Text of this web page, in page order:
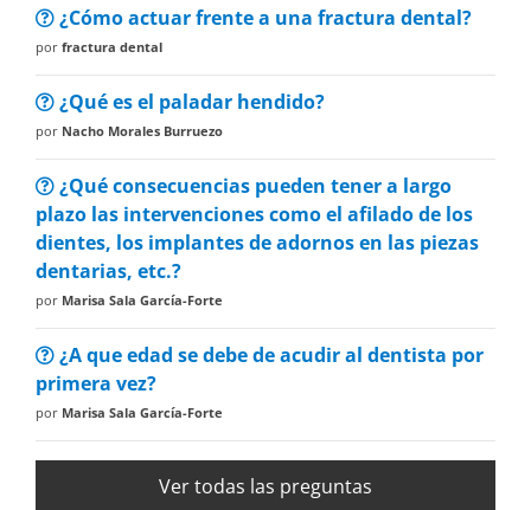
¿Cómo actuar frente a una fractura dental?
por fractura dental
¿Qué es el paladar hendido?
por Nacho Morales Burruezo
¿Qué consecuencias pueden tener a largo
plazo las intervenciones como el afilado de los
dientes, los implantes de adornos en las piezas
dentarias, etc.?
por Marisa Sala García-Forte
¿A que edad se debe de acudir al dentista por
primera vez?
por Marisa Sala García-Forte
Ver todas las preguntas